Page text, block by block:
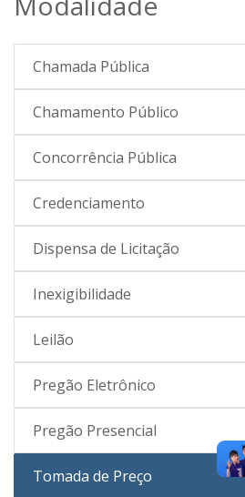
Chamada Pública
Chamamento Público
Concorrência Pública
Credenciamento
Dispensa de Licitação
Inexigibilidade
Leilão
Pregão Eletrônico
Pregão Presencial
Tomada de Preço